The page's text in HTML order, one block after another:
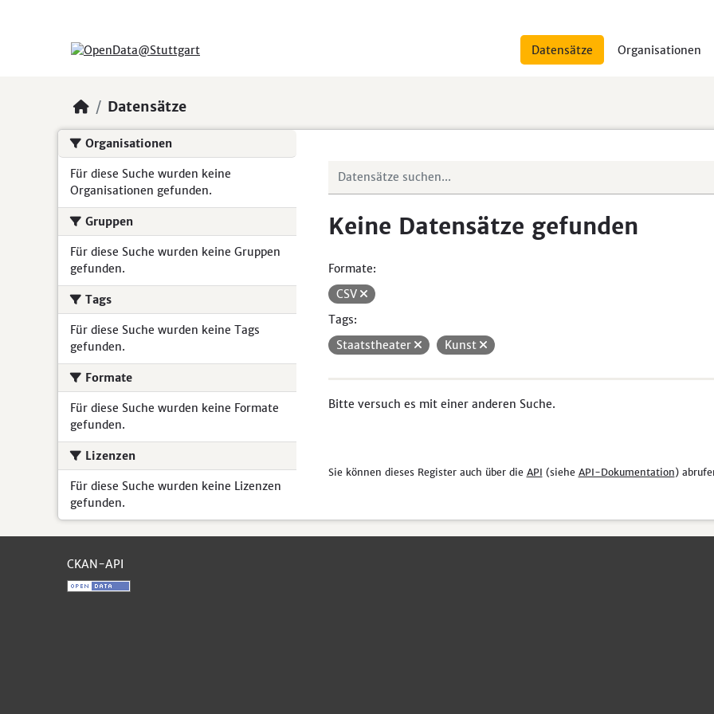
Datensätze Organisationen
Datensätze
Organisationen
Für diese Suche wurden keine
Organisationen gefunden.
Gruppen
Für diese Suche wurden keine Gruppen
gefunden.
Tags
Für diese Suche wurden keine Tags
gefunden.
Formate
Für diese Suche wurden keine Formate
gefunden.
Lizenzen
Für diese Suche wurden keine Lizenzen
gefunden.
Keine Datensätze gefunden
Formate:
CSV
Tags:
Staatstheater
Kunst
Bitte versuch es mit einer anderen Suche.
Sie können dieses Register auch über die API (siehe API-Dokumentation)
CKAN-API